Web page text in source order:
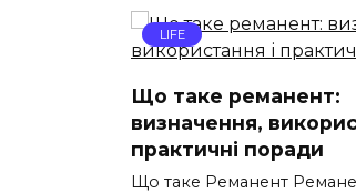
LIFE
Що таке реманент:
визначення,
практичні поради
Що таке Реманент